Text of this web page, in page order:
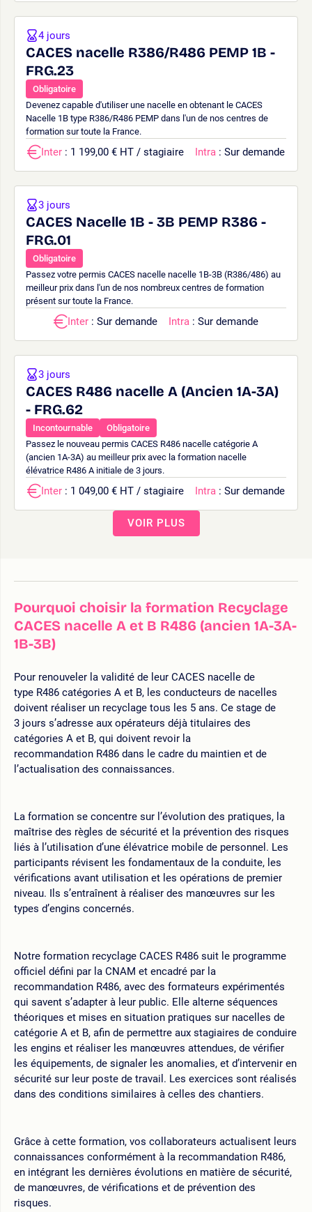
CACES nacelle R386/R486 PEMP 1B -
FRG.23
Obligatoire
Devenez capable d'utiliser une nacelle en obtenant le CACES
Nacelle 1B type R386/R486 PEMP dans l'un de nos centres de
formation sur toute la France.
4 jours
Inter : 1 199,00 € HT / stagiaire Intra : Sur demande
CACES Nacelle 1B - 3B PEMP R386 -
FRG.01
Obligatoire
Passez votre permis CACES nacelle nacelle 1B-3B (R386/486) au
meilleur prix dans l'un de nos nombreux centres de formation
présent sur toute la France.
3 jours
Inter : Sur demande Intra : Sur demande
CACES R486 nacelle A (Ancien 1A-3A)
- FRG.62
Incontournable
Obligatoire
Passez le nouveau permis CACES R486 nacelle catégorie A
(ancien 1A-3A) au meilleur prix avec la formation nacelle
élévatrice R486 A initiale de 3 jours.
3 jours
Inter : 1 049,00 € HT / stagiaire Intra : Sur demande
VOIR PLUS
Pourquoi choisir la formation Recyclage
CACES nacelle A et B R486 (ancien 1A-3A-
1B-3B)
Pour renouveler la validité de leur CACES nacelle de
type R486 catégories A et B, les conducteurs de nacelles
doivent réaliser un recyclage tous les 5 ans. Ce stage de
3 jours s’adresse aux opérateurs déjà titulaires des
catégories A et B, qui doivent revoir la
recommandation R486 dans le cadre du maintien et de
l’actualisation des connaissances.
La formation se concentre sur l’évolution des pratiques, la
maîtrise des règles de sécurité et la prévention des risques
liés à l’utilisation d’une élévatrice mobile de personnel. Les
participants révisent les fondamentaux de la conduite, les
vérifications avant utilisation et les opérations de premier
niveau. Ils s’entraînent à réaliser des manœuvres sur les
types d’engins concernés.
Notre formation recyclage CACES R486 suit le programme
officiel défini par la CNAM et encadré par la
recommandation R486, avec des formateurs expérimentés
qui savent s’adapter à leur public. Elle alterne séquences
théoriques et mises en situation pratiques sur nacelles de
catégorie A et B, afin de permettre aux stagiaires de conduire
les engins et réaliser les manœuvres attendues, de vérifier
les équipements, de signaler les anomalies, et d’intervenir en
sécurité sur leur poste de travail. Les exercices sont réalisés
dans des conditions similaires à celles des chantiers.
Grâce à cette formation, vos collaborateurs actualisent leurs
connaissances conformément à la recommandation R486,
en intégrant les dernières évolutions en matière de sécurité,
de manœuvres, de vérifications et de prévention des
risques.